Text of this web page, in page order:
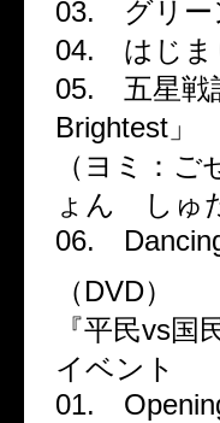
03. グリー
04. はじま
05. 五星戦
Brightest」
（ヨミ：
ょん しゅ
06.
（DVD）
『平民vs
イベント
01.